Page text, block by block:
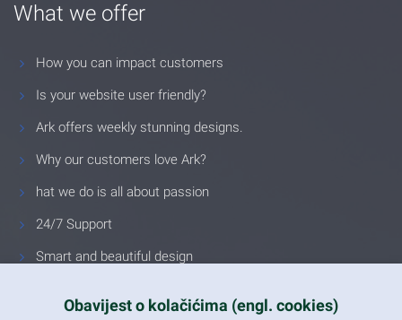
What we offer
How you can impact customers
Is your website user friendly?
Ark offers weekly stunning designs.
Why our customers love Ark?
hat we do is all about passion
24/7 Support
Smart and beautiful design
Obavijest o kolačićima (engl. cookies)